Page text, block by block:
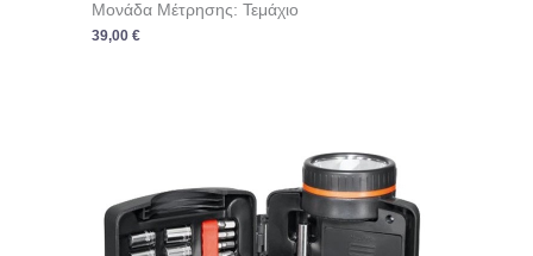
Μονάδα Μέτρησης: Τεμάχιο
39,00€